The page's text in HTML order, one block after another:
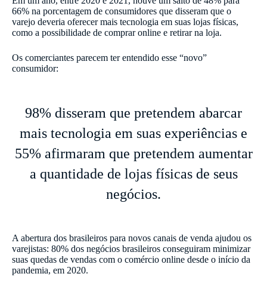
66% na porcentagem de consumidores que disseram que o
varejo deveria oferecer mais tecnologia em suas lojas físicas,
como a possibilidade de comprar online e retirar na loja.
Os comerciantes parecem ter entendido esse “novo”
consumidor:
98% disseram que pretendem abarcar
mais tecnologia em suas experiências e
55% afirmaram que pretendem aumentar
a quantidade de lojas físicas de seus
negócios.
A abertura dos brasileiros para novos canais de venda ajudou os
varejistas: 80% dos negócios brasileiros conseguiram minimizar
suas quedas de vendas com o comércio online desde o início da
pandemia, em 2020.